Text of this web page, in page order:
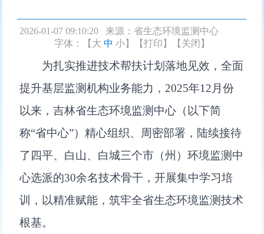
2026-01-07 09:10:20 来源： 省生态环境监测中心
字体：【 大 中 小】 【打印】 【关闭】
为扎实推进技术帮扶计划落地见效，全面
提升基层监测机构业务能力，2025年12月份
以来，吉林省生态环境监测中心（以下简
称“省中心”）精心组织、周密部署，陆续接待
了四平、白山、白城三个市（州）环境监测中
心选派的30余名技术骨干，开展集中学习培
训，以精准赋能，筑牢全省生态环境监测技术
根基。